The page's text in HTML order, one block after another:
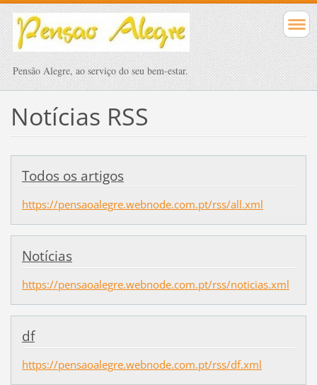
Pensão Alegre, ao serviço do seu bem-estar.
Notícias RSS
Todos os artigos
https://pensaoalegre.webnode.com.pt/rss/all.xml
Notícias
https://pensaoalegre.webnode.com.pt/rss/noticias.xml
df
https://pensaoalegre.webnode.com.pt/rss/df.xml